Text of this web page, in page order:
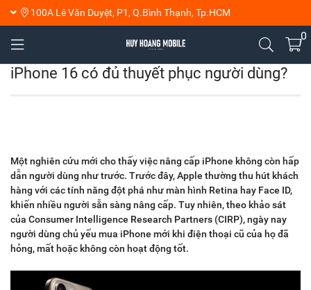
100A Lê Văn Duyệt, P1, Q.Bình Thạnh, Tp.HCM
0
iPhone 16 có đủ thuyết phục người dùng?
Một nghiên cứu mới cho thấy việc nâng cấp iPhone không còn hấp
dẫn người dùng như trước. Trước đây, Apple thường thu hút khách
hàng với các tính năng đột phá như màn hình Retina hay Face ID,
khiến nhiều người sẵn sàng nâng cấp. Tuy nhiên, theo khảo sát
của Consumer Intelligence Research Partners (CIRP), ngày nay
người dùng chủ yếu mua iPhone mới khi điện thoại cũ của họ đã
hỏng, mất hoặc không còn hoạt động tốt.